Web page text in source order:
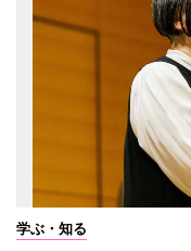
学ぶ・知る